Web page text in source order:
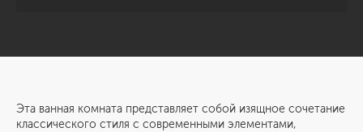
Эта ванная комната представляет собой изящное сочетание
классического стиля с современными элементами,